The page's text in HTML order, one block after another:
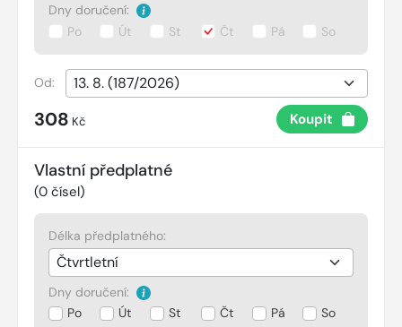
Dny doručení:
Po
Út St Čt Pá So
Od:
308 Kč Koupit
Vlastní předplatné
(0 čísel)
Délka předplatného:
Dny doručení:
Po
Út St Čt Pá So